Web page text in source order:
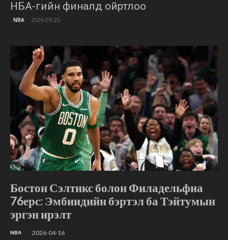
НБА-гийн финалд ойртлоо
NBA 2026-05-25
Бостон Сэлтикс болон Филадельфиа
76ерс: Эмбиидийн бэртэл ба Тэйтумын
эргэн ирэлт
NBA 2026-04-16